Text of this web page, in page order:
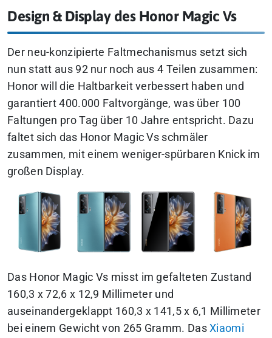
Design & Display des Honor Magic Vs
Der neu-konzipierte Faltmechanismus setzt sich
nun statt aus 92 nur noch aus 4 Teilen zusammen:
Honor will die Haltbarkeit verbessert haben und
garantiert 400.000 Faltvorgänge, was über 100
Faltungen pro Tag über 10 Jahre entspricht. Dazu
faltet sich das Honor Magic Vs schmäler
zusammen, mit einem weniger-spürbaren Knick im
großen Display.
Das Honor Magic Vs misst im gefalteten Zustand
160,3 x 72,6 x 12,9 Millimeter und
auseinandergeklappt 160,3 x 141,5 x 6,1 Millimeter
bei einem Gewicht von 265 Gramm. DasXiaomi